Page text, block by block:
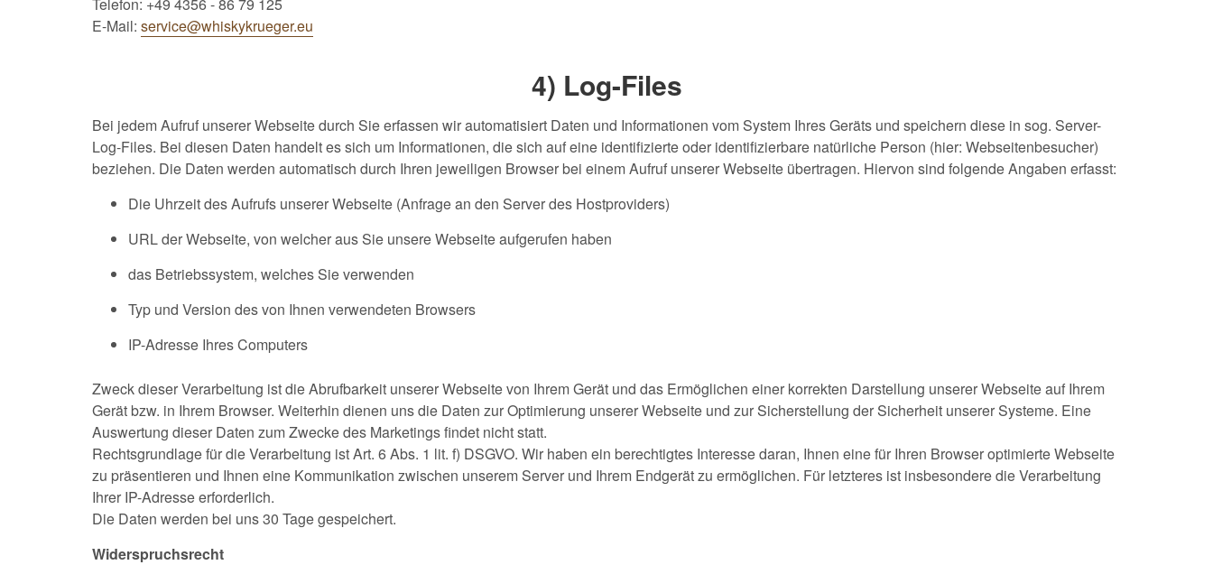
E-Mail: service@whiskykrueger.eu
4) Log-Files
Bei jedem Aufruf unserer Webseite durch Sie erfassen wir automatisiert Daten und Informationen vom System Ihres Geräts und speichern diese in sog. Server-
Log-Files. Bei diesen Daten handelt es sich um Informationen, die sich auf eine identifizierte oder identifizierbare natürliche Person (hier: Webseitenbesucher)
beziehen. Die Daten werden automatisch durch Ihren jeweiligen Browser bei einem Aufruf unserer Webseite übertragen. Hiervon sind folgende Angaben erfasst:
Die Uhrzeit des Aufrufs unserer Webseite (Anfrage an den Server des Hostproviders)
URL der Webseite, von welcher aus Sie unsere Webseite aufgerufen haben
das Betriebssystem, welches Sie verwenden
Typ und Version des von Ihnen verwendeten Browsers
IP-Adresse Ihres Computers
Zweck dieser Verarbeitung ist die Abrufbarkeit unserer Webseite von Ihrem Gerät und das Ermöglichen einer korrekten Darstellung unserer Webseite auf Ihrem
Gerät bzw. in Ihrem Browser. Weiterhin dienen uns die Daten zur Optimierung unserer Webseite und zur Sicherstellung der Sicherheit unserer Systeme. Eine
Auswertung dieser Daten zum Zwecke des Marketings findet nicht statt.
Rechtsgrundlage für die Verarbeitung ist Art. 6 Abs. 1 lit. f) DSGVO. Wir haben ein berechtigtes Interesse daran, Ihnen eine für Ihren Browser optimierte Webseite
zu präsentieren und Ihnen eine Kommunikation zwischen unserem Server und Ihrem Endgerät zu ermöglichen. Für letzteres ist insbesondere die Verarbeitung
Ihrer IP-Adresse erforderlich.
Die Daten werden bei uns 30 Tage gespeichert.
Widerspruchsrecht